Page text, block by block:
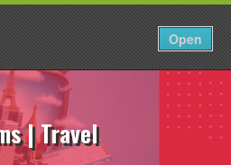
Open
로그인 KO
| Travel